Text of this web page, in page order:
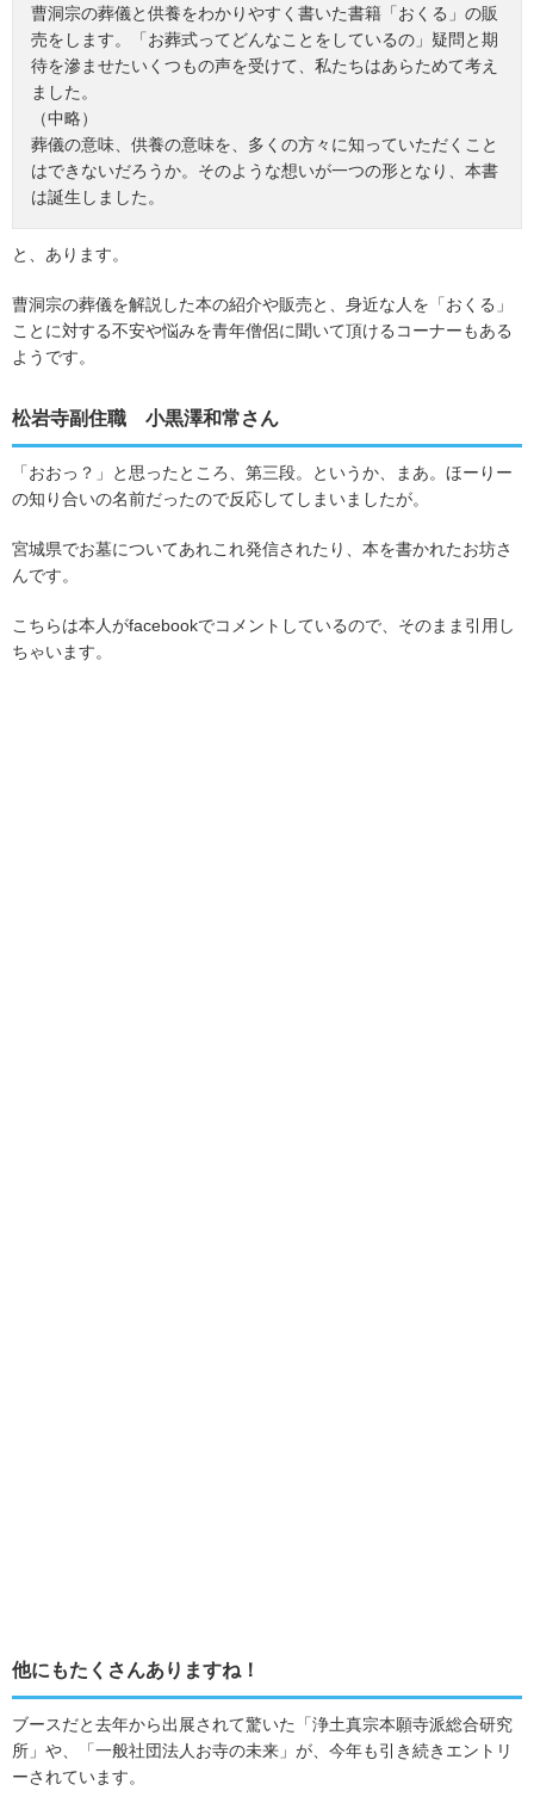
曹洞宗の葬儀と供養をわかりやすく書いた書籍「おくる」の販
売をします。「お葬式ってどんなことをしているの」疑問と期
待を滲ませたいくつもの声を受けて、私たちはあらためて考え
ました。
（中略）
葬儀の意味、供養の意味を、多くの方々に知っていただくこと
はできないだろうか。そのような想いが一つの形となり、本書
は誕生しました。
と、あります。
曹洞宗の葬儀を解説した本の紹介や販売と、身近な人を「おくる」
ことに対する不安や悩みを青年僧侶に聞いて頂けるコーナーもある
ようです。
松岩寺副住職 小黒澤和常さん
「おおっ？」と思ったところ、第三段。というか、まあ。ほーりー
の知り合いの名前だったので反応してしまいましたが。
宮城県でお墓についてあれこれ発信されたり、本を書かれたお坊さ
んです。
こちらは本人がfacebookでコメントしているので、そのまま引用し
ちゃいます。
他にもたくさんありますね！
ブースだと去年から出展されて驚いた「浄土真宗本願寺派総合研究
所」や、「一般社団法人お寺の未来」が、今年も引き続きエントリ
ーされています。